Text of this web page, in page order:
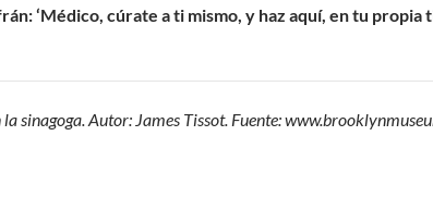
‘Médico, cúrate a ti mismo, y haz aquí, en tu propia
sinagoga. Autor: James Tissot. Fuente: